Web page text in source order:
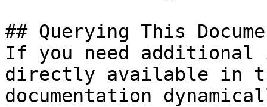
## Querying This
If you need
directly available in
documentation